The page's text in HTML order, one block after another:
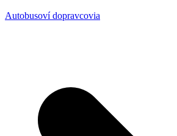
Autobusoví dopravcovia